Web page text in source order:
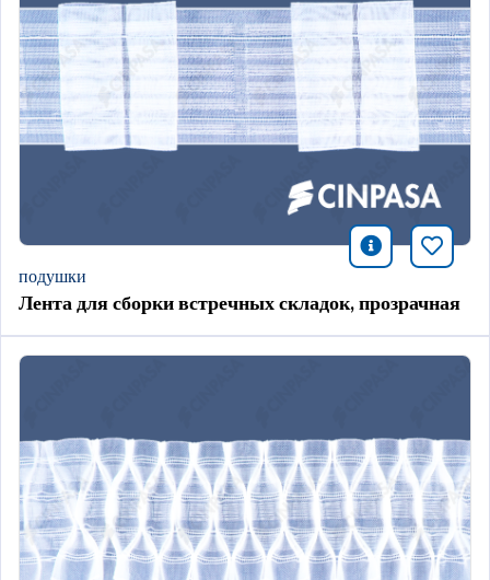
icono
подушки
Лента для сборки встречных складок, прозрачная